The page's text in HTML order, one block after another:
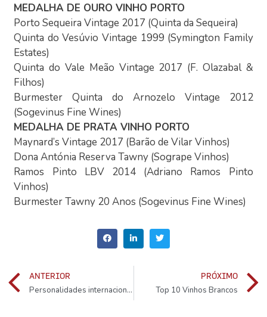
MEDALHA DE OURO VINHO PORTO
Porto Sequeira Vintage 2017 (Quinta da Sequeira)
Quinta do Vesúvio Vintage 1999 (Symington Family
Estates)
Quinta do Vale Meão Vintage 2017 (F. Olazabal &
Filhos)
Burmester Quinta do Arnozelo Vintage 2012
(Sogevinus Fine Wines)
MEDALHA DE PRATA VINHO PORTO
Maynard’s Vintage 2017 (Barão de Vilar Vinhos)
Dona Antónia Reserva Tawny (Sogrape Vinhos)
Ramos Pinto LBV 2014 (Adriano Ramos Pinto
Vinhos)
Burmester Tawny 20 Anos (Sogevinus Fine Wines)
ANTERIOR
Personalidades internacionais reconhecidas pela ViniPortugal
PRÓXIMO
Top 10 Vinhos Brancos